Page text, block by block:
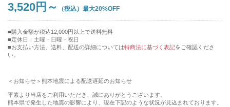
3,520円～ 最大20%OFF
購入金額が税込12,000円以上で送料無料
定休日：土曜・日曜・祝日
■お支払い方法、送料、配送の詳細については特商法に基づく表記をご確認くださ
い。
＜お知らせ＞熊本地震による配送遅延のお知らせ
平素より当店をご利用いただき、誠にありがとうございます。
熊本県で発生した地震の影響により、現在下記のような状況が見込まれております。